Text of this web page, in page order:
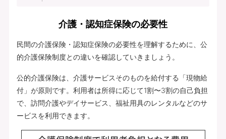
介護・認知症保険の必要性
民間の介護保険・認知症保険の必要性を理解するために、公
的介護保険制度との違いを確認していきましょう。
公的介護保険は、介護サービスそのものを給付する「現物給
付」が原則です。利用者は所得に応じて1割〜3割の自己負担
で、訪問介護やデイサービス、福祉用具のレンタルなどのサ
ービスを利用できます。